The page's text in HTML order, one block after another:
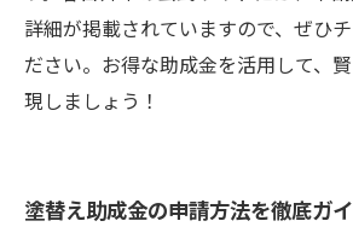
詳細が掲載されていますので、ぜひ
ださい。お得な助成金を活用して、
現しましょう！
塗替え助成金の申請方法を徹底ガ